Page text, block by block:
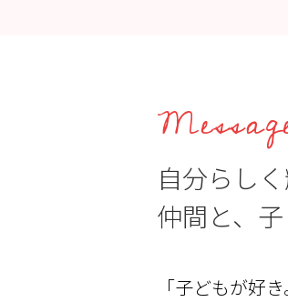
自分らし
仲間と、
「子どもが好き